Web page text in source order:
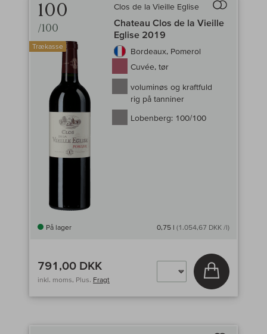
100
/100
Trækasse
Clos de la Vieille Eglise
Chateau Clos de la Vieille
Eglise 2019
Bordeaux, Pomerol
Cuvée, tør
voluminøs og kraftfuld
rig på tanniner
Lobenberg: 100/100
På lager 0,75 l (1.054,67 DKK /l)
791,00 DKK
inkl. moms, Plus. Fragt
Læg i kurv